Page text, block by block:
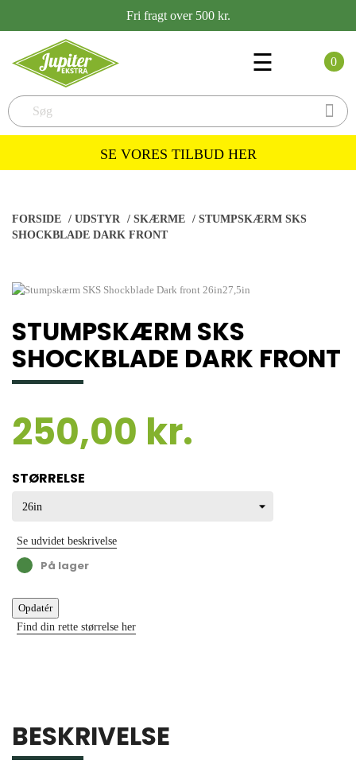
Fri fragt over 500 kr.
Toggle
☰

0
SE VORES TILBUD HER
FORSIDE / UDSTYR / SKÆRME / STUMPSKÆRM SKS
SHOCKBLADE DARK FRONT
STUMPSKÆRM SKS
SHOCKBLADE DARK FRONT
250,00 kr.
STØRRELSE
Se udvidet beskrivelse
På lager
Find din rette størrelse her
BESKRIVELSE